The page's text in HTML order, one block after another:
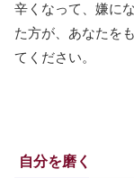
辛くなって、嫌に
た方が、あなたを
てください。
自分を磨く